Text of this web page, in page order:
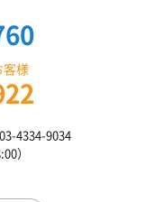
客様
4334-9034
）